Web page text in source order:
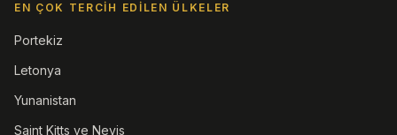
EN ÇOK TERCIH EDILEN ÜLKELER
Portekiz
Letonya
Yunanistan
Saint Kitts ve Nevis